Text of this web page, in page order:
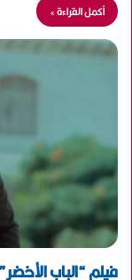
أكمل القراءة »